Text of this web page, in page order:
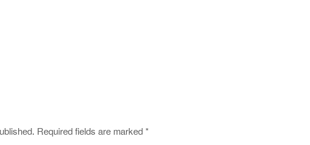
Required fields are marked *